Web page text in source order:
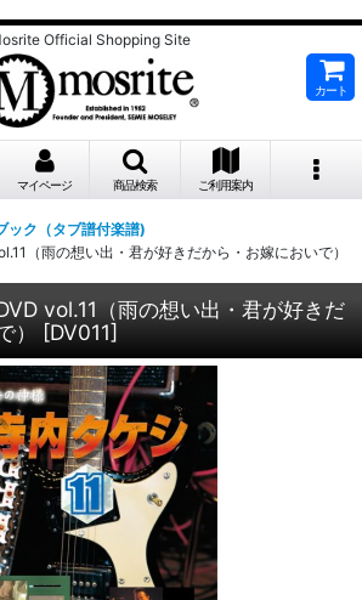
Official Shopping Site
カート
マイページ 商品検索 ご利用案内
ック（タブ譜付楽譜)
（雨の想い出・君が好きだから・お嫁においで）
vol.11（雨の想い出・君が好きだ
[DV011]